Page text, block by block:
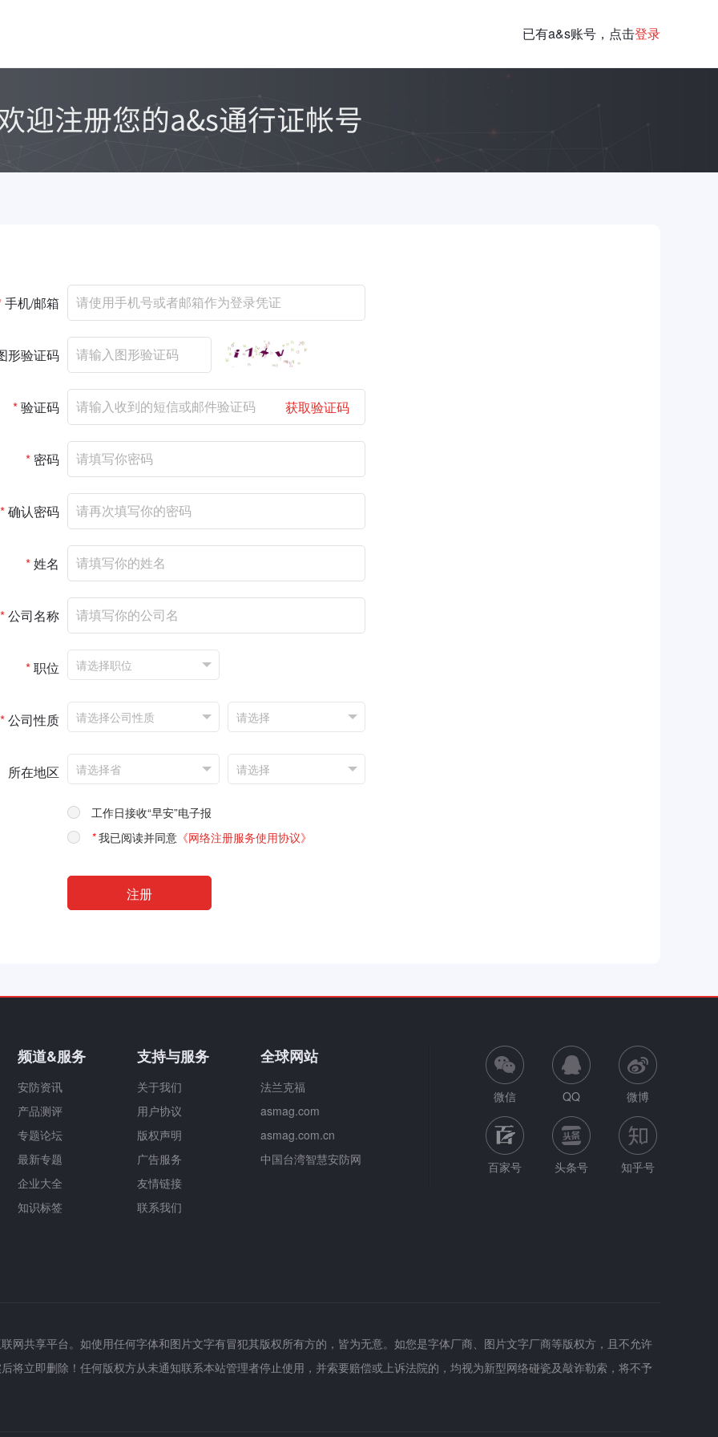
已有a&s账号，点击登录
手机/邮箱
形验证码
*验证码 获取验证码
* 密码
*确认密码
*姓名
*公司名称
*职位
*公司性质
所在地区
工作日接收“早安”电子报
*我已阅读并同意 《网络注册服务使用协议》
频道&服务
安防资讯
产品测评
专题论坛
最新专题
企业大全
知识标签
支持与服务
关于我们
用户协议
版权声明
广告服务
友情链接
联系我们
全球网站
法兰克福
asmag.com
asmag.com.cn
中国台湾智慧安防网
微信 QQ 微博
百家号 头条号 知乎号
网共享平台。如使用任何字体和图片文字有冒犯其版权所有方的，皆为无意。如您是字体厂商、图片文字厂商等版权方，且不允许
将立即删除！任何版权方从未通知联系本站管理者停止使用，并索要赔偿或上诉法院的，均视为新型网络碰瓷及敲诈勒索，将不予